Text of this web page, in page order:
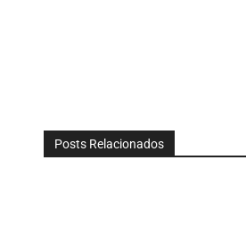
Posts Relacionados